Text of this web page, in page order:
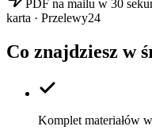
PDF na mailu w 30
karta · Przelewy24
Co znajdziesz w
Komplet materiałów